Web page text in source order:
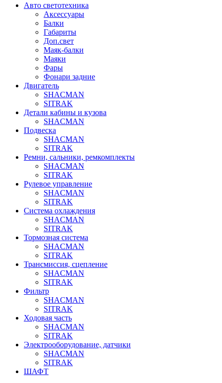
Авто светотехника
Аксессуары
Балки
Габариты
Доп.свет
Маяк-балки
Маяки
Фары
Фонари задние
Двигатель
SHACMAN
SITRAK
Детали кабины и кузова
SHACMAN
Подвеска
SHACMAN
SITRAK
Ремни, сальники, ремкомплекты
SHACMAN
SITRAK
Рулевое управление
SHACMAN
SITRAK
Система охлаждения
SHACMAN
SITRAK
Тормозная система
SHACMAN
SITRAK
Трансмиссия, сцепление
SHACMAN
SITRAK
Фильтр
SHACMAN
SITRAK
Ходовая часть
SHACMAN
SITRAK
Электрооборудование, датчики
SHACMAN
SITRAK
ШАФТ